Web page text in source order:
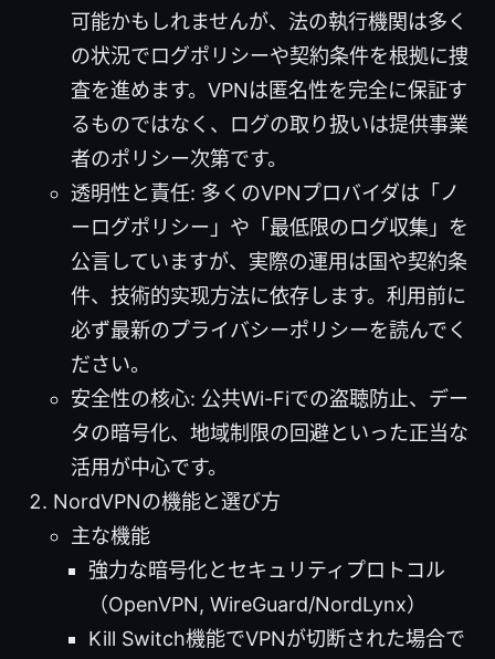
可能かもしれませんが、法の執行機関は多く
の状況でログポリシーや契約条件を根拠に捜
査を進めます。VPNは匿名性を完全に保証す
るものではなく、ログの取り扱いは提供事業
者のポリシー次第です。
透明性と責任: 多くのVPNプロバイダは「ノ
ーログポリシー」や「最低限のログ収集」を
公言していますが、実際の運用は国や契約条
件、技術的实现方法に依存します。利用前に
必ず最新のプライバシーポリシーを読んでく
ださい。
安全性の核心: 公共Wi-Fiでの盗聴防止、デー
タの暗号化、地域制限の回避といった正当な
活用が中心です。
NordVPNの機能と選び方
主な機能
強力な暗号化とセキュリティプロトコル
（OpenVPN, WireGuard/NordLynx）
Kill Switch機能でVPNが切断された場合で